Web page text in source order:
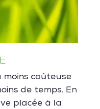
coûteuse
de temps. En
placée à la